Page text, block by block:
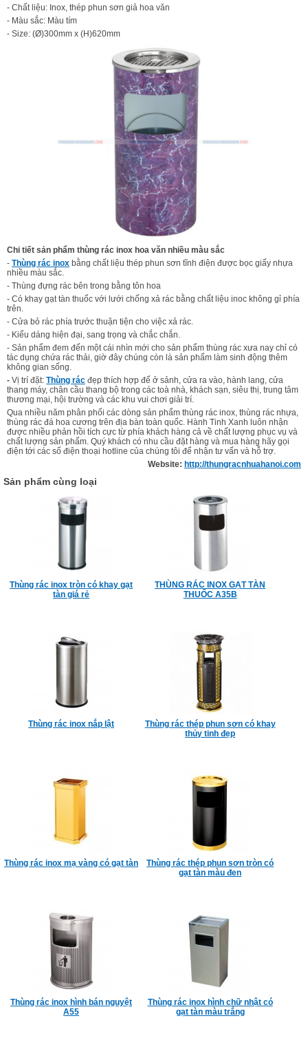
- Chất liệu: Inox, thép phun sơn giả hoa văn
- Màu sắc: Màu tím
- Size: (Ø)300mm x (H)620mm
Chi tiết sản phẩm thùng rác inox hoa văn nhiều màu sắc
- Thùng rác inox bằng chất liệu thép phun sơn tĩnh điện được bọc giấy nhựa
nhiều màu sắc.
- Thùng đựng rác bên trong bằng tôn hoa
- Có khay gạt tàn thuốc với lưới chống xả rác bằng chất liệu inoc không gỉ phía
trên.
- Cửa bỏ rác phía trước thuận tiện cho việc xả rác.
- Kiểu dáng hiện đại, sang trọng và chắc chắn.
- Sản phẩm đem đến một cái nhìn mới cho sản phẩm thùng rác xưa nay chỉ có
tác dụng chứa rác thải, giờ đây chúng còn là sản phẩm làm sinh động thêm
không gian sống.
- Vị trí đặt: Thùng rác đẹp thích hợp để ở sảnh, cửa ra vào, hành lang, cửa
thang máy, chân cầu thang bộ trong các toà nhà, khách sạn, siêu thị, trung tâm
thương mại, hội trường và các khu vui chơi giải trí.
Qua nhiều năm phân phối các dòng sản phẩm thùng rác inox, thùng rác nhựa,
thùng rác đá hoa cương trên địa bàn toàn quốc. Hành Tinh Xanh luôn nhận
được nhiều phản hồi tích cực từ phía khách hàng cả về chất lượng phục vụ và
chất lượng sản phẩm. Quý khách có nhu cầu đặt hàng và mua hàng hãy gọi
điện tới các số điện thoại hotline của chúng tôi để nhận tư vấn và hỗ trợ.
Website: http://thungracnhuahanoi.com
Sản phẩm cùng loại
Thùng rác inox tròn có khay gạt
tàn giá rẻ
THÙNG RÁC INOX GẠT TÀN
THUỐC A35B
Thùng rác inox nắp lật
Thùng rác thép phun sơn có khay
thủy tinh đẹp
Thùng rác inox mạ vàng có gạt tàn
Thùng rác thép phun sơn tròn có
gạt tàn màu đen
Thùng rác inox hình bán nguyệt
A55
Thùng rác inox hình chữ nhật có
gạt tàn màu trắng